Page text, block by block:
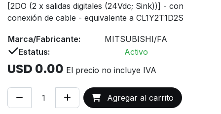
[2DO (2 x salidas digitales (24Vdc; Sink))] - con
conexión de cable - equivalente a CL1Y2T1D2S
Marca/Fabricante:
MITSUBISHI/FA
Estatus:
Activo
USD 0.00 El precio no incluye IVA
Agregar al carrito